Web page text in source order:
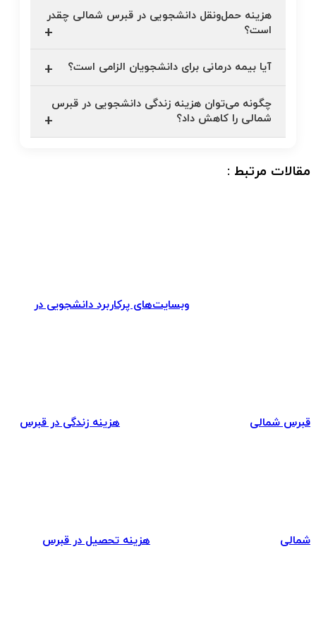
هزینه حمل‌ونقل دانشجویی در قبرس شمالی چقدر
است؟
آیا بیمه درمانی برای دانشجویان الزامی است؟
چگونه می‌توان هزینه زندگی دانشجویی در قبرس
شمالی را کاهش داد؟
مقالات مرتبط :
وبسایت‌های پرکاربرد دانشجویی در
قبرس شمالی هزینه زندگی در قبرس
شمالی هزینه تحصیل در قبرس